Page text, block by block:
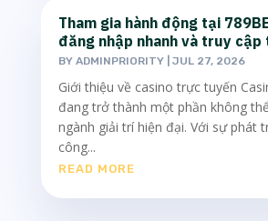
Tham gia hành động tại
đăng nhập nhanh và truy cập
BY ADMINPRIORITY| JUL 27, 2026
Giới thiệu về casino trực tuyến
đang trở thành một phần không
ngành giải trí hiện đại. Với sự phát
công...
READ MORE